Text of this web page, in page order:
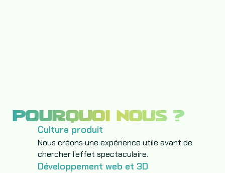
POURQUOI NOUS ?
Culture produit
Nous créons une expérience utile avant de
chercher l’effet spectaculaire.
Développement web et 3D